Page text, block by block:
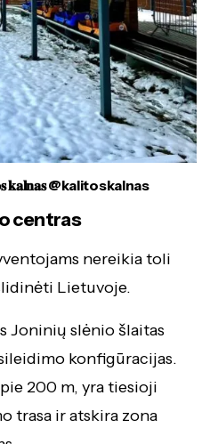
𝐤𝐚𝐥𝐧𝐚𝐬 @kalitoskalnas
centras
nereikia toli
Lietuvoje.
Joninių slėnio šlaitas
konfigūracijas.
200 m, yra tiesioji
trasa ir atskira zona